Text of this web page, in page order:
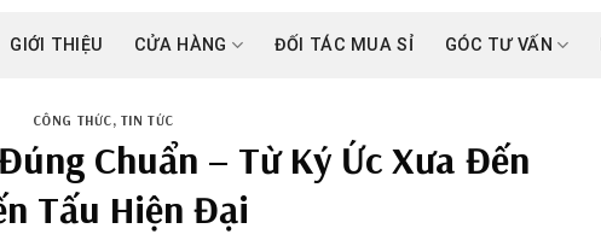
GIỚI THIỆU CỬA HÀNG ĐỐI TÁC MUA SỈ GÓC TƯ VẤN
CÔNG THỨC, TIN TỨC
Chuẩn – Từ Ký Ức Xưa Đến
Tấu Hiện Đại